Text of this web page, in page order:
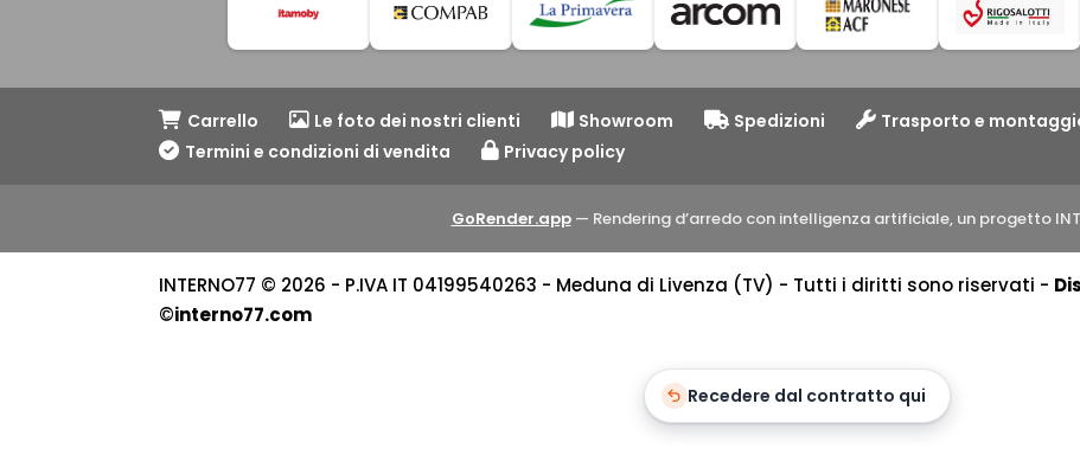
Carrello Le foto dei nostri clienti Showroom Spedizioni Trasporto e
Termini e condizioni di vendita
Privacy policy
GoRender.app— Rendering d’arredo con intelligenza artificiale, un progetto
INTERNO77 © 2026 - P.IVA IT 04199540263 - Meduna di Livenza (TV) - Tutti i diritti sono riservati -
©interno77.com
Recedere dal contratto qui